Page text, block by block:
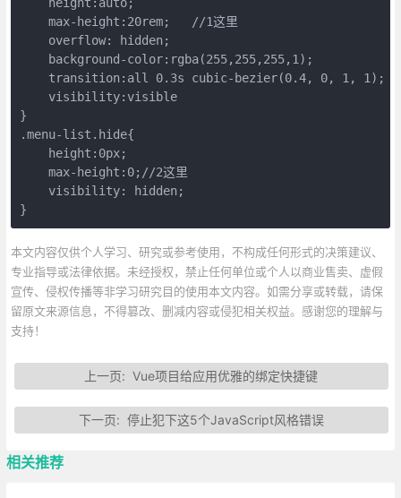
    max-height:20rem;   //1这里
    overflow: hidden;
    background-color:rgba(255,255,255,1);
    transition:all 0.3s cubic-bezier(0.4, 0, 1, 1);
    visibility:visible
}
.menu-list.hide{
    height:0px;
    max-height:0;//2这里
    visibility: hidden;
}
本文内容仅供个人学习、研究或参考使用，不构成任何形式的决策建议、
专业指导或法律依据。未经授权，禁止任何单位或个人以商业售卖、虚假
宣传、侵权传播等非学习研究目的使用本文内容。如需分享或转载，请保
留原文来源信息，不得篡改、删减内容或侵犯相关权益。感谢您的理解与
支持！
上一页:Vue项目给应用优雅的绑定快捷键
下一页: 停止犯下这5个JavaScript风格错误
相关推荐